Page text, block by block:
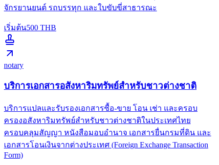
จักรยานยนต์ รถบรรทุก และใบขับขี่สาธารณะ
เริ่มต้น500 THB
notary
บริการเอกสารอสังหาริมทรัพย์สำหรับชาวต่างชาติ
บริการแปลและรับรองเอกสารซื้อ-ขาย โอน เช่า และครอบ
ครองอสังหาริมทรัพย์สำหรับชาวต่างชาติในประเทศไทย
ครอบคลุมสัญญา หนังสือมอบอำนาจ เอกสารยื่นกรมที่ดิน และ
เอกสารโอนเงินจากต่างประเทศ (Foreign Exchange Transaction
Form)